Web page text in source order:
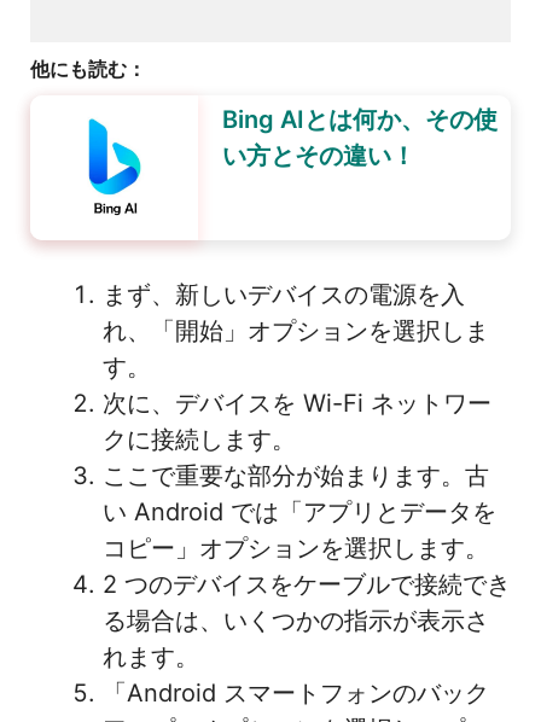
他にも読む：
Bing AIとは何か、その使
い方とその違い！
まず、新しいデバイスの電源を入
れ、「開始」オプションを選択しま
す。
次に、デバイスを Wi-Fi ネットワー
クに接続します。
ここで重要な部分が始まります。古
い Android では「アプリとデータを
コピー」オプションを選択します。
2 つのデバイスをケーブルで接続でき
る場合は、いくつかの指示が表示さ
れます。
「Android スマートフォンのバック